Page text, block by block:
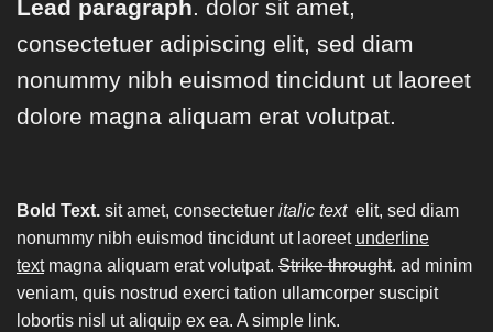
Lead paragraph. dolor sit amet,
consectetuer adipiscing elit, sed diam
nonummy nibh euismod tincidunt ut laoreet
dolore magna aliquam erat volutpat.
Bold Text. sit amet, consectetuer italic text elit, sed diam
nonummy nibh euismod tincidunt ut laoreet underline
textmagna aliquam erat volutpat. Strike throught. ad minim
veniam, quis nostrud exerci tation ullamcorper suscipit
lobortis nisl ut aliquip ex ea. A simple link.